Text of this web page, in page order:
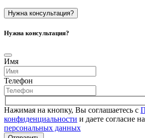
Нужна консультация?
Нужна консультация?
Имя
Телефон
Нажимая на кнопку, Вы соглашаетесь с
конфиденциальности и даете согласие на
персональных данных